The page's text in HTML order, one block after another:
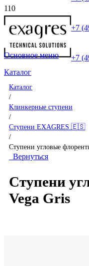
+7
+7
Основное меню
Каталог
Каталог
/
Клинкерные ступени
/
Ступени EXAGRES 🇪🇸
/
Ступени угловые
Вернуться
Ступени
Vega Gris